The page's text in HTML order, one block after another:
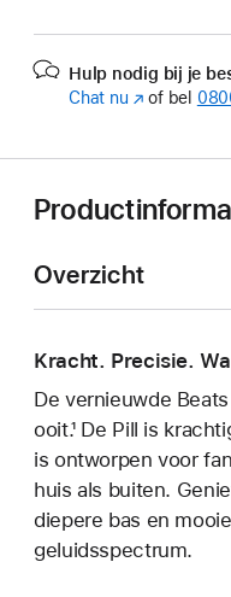
Hulp nodig bij je
Chat nu (Wordt
of bel
Overzicht
Kracht. Precisie.
De vernieuwde
ooit.¹ De Pill is
is ontworpen voor
huis als buiten.
diepere bas en
geluidsspectrum.